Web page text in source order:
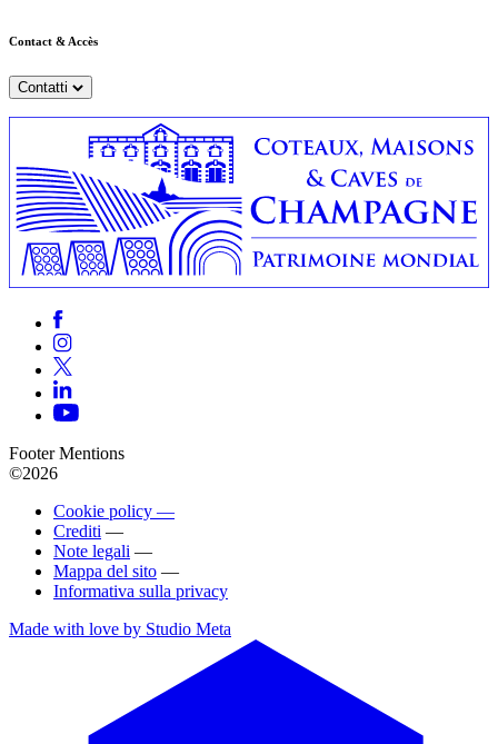
Contact & Accès
Contatti
Footer Mentions
©2026
Cookie policy —
Crediti —
Note legali —
Mappa del sito —
Informativa sulla privacy
Made with love by Studio Meta